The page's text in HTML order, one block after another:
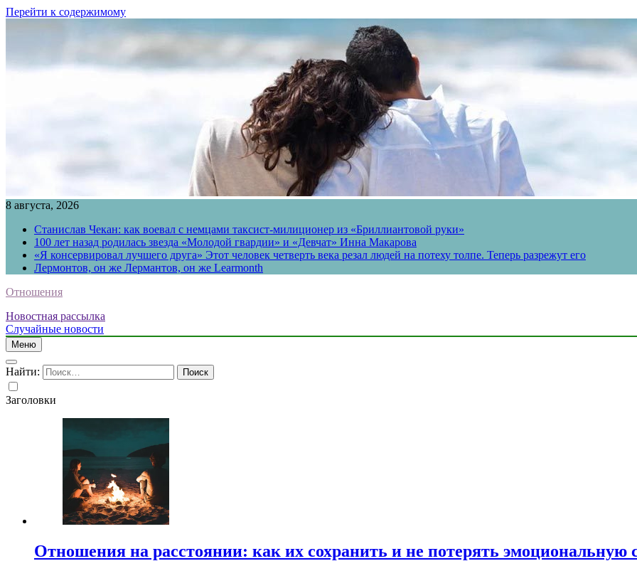
Перейти к содержимому
8 августа, 2026
Станислав Чекан: как воевал с немцами таксист-милиционер из «Бриллиантовой руки»
100 лет назад родилась звезда «Молодой гвардии» и «Девчат» Инна Макарова
«Я консервировал лучшего друга» Этот человек четверть века резал людей на потеху толпе. Теперь разрежут его
Лермонтов, он же Лермантов, он же Learmonth
Отношения
Новостная рассылка
Случайные новости
Меню
Найти:
Заголовки
Отношения на расстоянии: как их сохранить и не потерять